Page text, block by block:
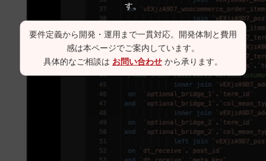
す。
要件定義から開発・運用まで一貫対応。開発体制と費用
感は本ページでご案内しています。
具体的なご相談は お問い合わせから承ります。